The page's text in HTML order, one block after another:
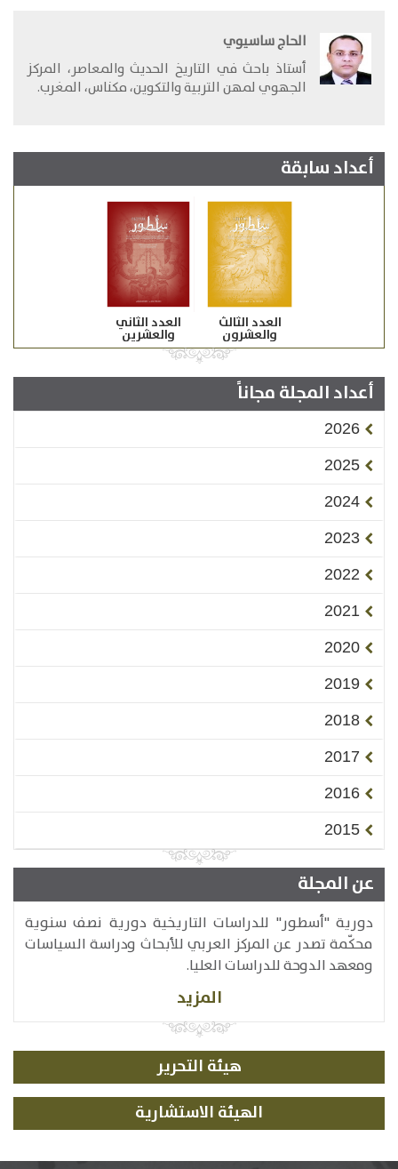
الحاج ساسيوي
​أستاذ باحث في التاريخ الحديث والمعاصر، المركز
الجهوي لمهن التربية والتكوين، مكناس، المغرب.
أعداد سابقة
العدد الثالث
والعشرون
العدد الثاني
والعشرين
أعداد المجلة مجاناً
2026
2025
2024
2023
2022
2021
2020
2019
2018
2017
2016
2015
عن المجلة
دورية "أسطور" للدراسات التاريخية دورية نصف سنوية
محكّمة تصدر عن المركز العربي للأبحاث ودراسة السياسات
ومعهد الدوحة للدراسات العليا.
المزيد
هيئة التحرير
الهيئة الاستشارية